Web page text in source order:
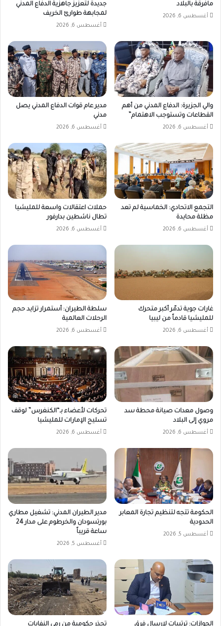
مافرقة بالبلاد
أغسطس 6, 2026
جديدة لتعزيز جاهزية الدفاع المدني
لمجابهة طوارئ الخريف
أغسطس 6, 2026
والي الجزيرة: الدفاع المدني من أهم
القطاعات وتستوجب الاهتمام”
أغسطس 6, 2026
مدير عام قوات الدفاع المدني يصل
مدني
أغسطس 6, 2026
التجمع الاتحادي: الخماسية لم تعد
مظلة محايدة
أغسطس 6, 2026
حملات اعتقالات واسعة للمليشيا
تطال ناشطين بدارفور
أغسطس 6, 2026
غارات جوية تدمّر أكبر متحرك
للمليشيا قادماً من ليبيا
أغسطس 6, 2026
سلطة الطيران: أستمرار تزايد حجم
الرحلات العالمية
أغسطس 6, 2026
وصول معدات صيانة محطة سد
مروي إلى البلاد
أغسطس 6, 2026
تحركات لأعضاء بـ“الكنغرس” لوقف
تسليح الإمارات للمليشيا
أغسطس 6, 2026
الحكومة تتجه لتنظيم تجارة المعابر
الحدودية
أغسطس 5, 2026
مدير الطيران المدني: تشغيل مطاري
بورتسودان والخرطوم على مدار 24
ساعة قريباً
أغسطس 5, 2026
الجوازات: ترتيبات لإرسال فرق تحذر حكومية من رمي النفايات